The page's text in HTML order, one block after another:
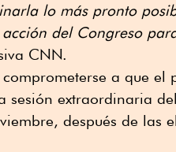
lo más pronto
del Congreso
CNN.
comprometerse a que el
sesión extraordinaria
después de las